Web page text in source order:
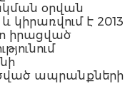
օրվան
կիրառվում է 2013
իրացված
ապրանքների